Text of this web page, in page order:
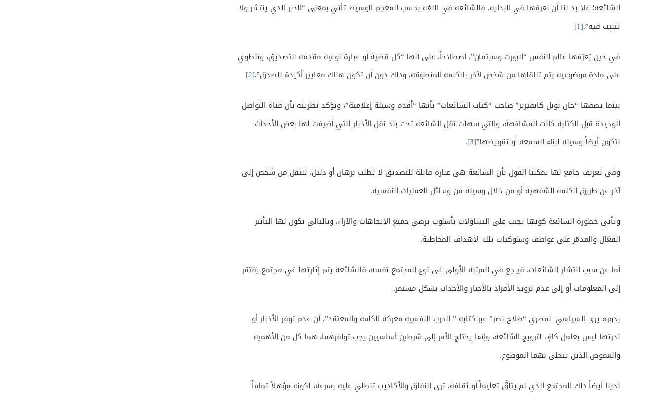
الشائعة؛ فلا بد لنا أن نعرفها في البداية. فالشائعة في اللغة بحسب المعجم الوسيط تأتي بمعنى “الخبر الذي ينتشر ولا
تثبيت فيه”.[1]
في حين يُعرّفها عالم النفس “البورت وسبتمان”، اصطلاحاً، على أنها “كل قضیة أو عبارة نوعیة مقدمة للتصدیق، وتنطوي
على مادة موضوعیة يتم تناقلها من شخص لآخر بالكلمة المنطوقة، وذلك دون أن تكون هناك معاییر أكیدة للصدق”.[2]
بينما يصفها “جان نويل كابفيرير” صاحب “كتاب الشائعات” بأنها “أقدم وسيلة إعلامية”، ويؤكد نظريته بأن قناة التواصل
الوحيدة قبل الكتابة كانت المشافهة، والتي سهلت نقل الشائعة تحت بند نقل الأخبار التي أضيفت لها بعض الأحداث
لتكون أيضاً وسيلة لبناء السمعة أو تقويضها”[3]
.
وفي تعريف جامع لها يمكننا القول بأن الشائعة هي عبارة قابلة للتصديق لا تطلب برهان أو دليل، تنتقل من شخص إلى
آخر عن طريق الكلمة الشفهية أو من خلال وسيلة من وسائل العمليات النفسية.
وتأتي خطورة الشائعة كونها تجيب على التساؤلات بأسلوب يرضي جميع الاتجاهات والآراء، وبالتالي يكون لها التأثير
الفعّال والمدمّر على عواطف وسلوكيات تلك الأهداف المخاطبة.
أما عن سبب انتشار الشائعات، فيرجع في المرتبة الأولى إلى نوع المجتمع نفسه، فالشائعة يتم إثارتها في مجتمع يفتقر
إلى المعلومات أو إلى عدم تزويد الأفراد بالأخبار والأحداث بشكل مستمر.
بدوره يرى السياسي المصري “صلاح نصر” عبر كتابه ” الحرب النفسية معركة الكلمة والمعتقد”، أن عدم توفر الأخبار أو
ندرتها ليس بعامل كافٍ لترويج الشائعة، وإنما يحتاج الأمر إلى شرطين أساسيين يجب توافرهما، هما كل من الأهمية
والغموض الذين يتحلى بهما الموضوع.
لدينا أيضاً ذلك المجتمع الذي لم يتلقَّ تعليماً أو ثقافة، ترى النفاق والأكاذيب تنطلي عليه بسرعة، لكونه مؤهلاً تماماً